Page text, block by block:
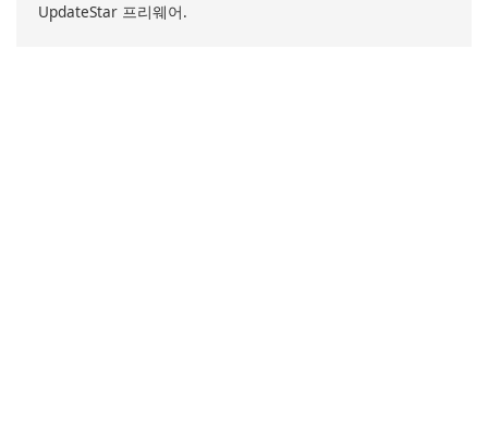
UpdateStar 프리웨어.